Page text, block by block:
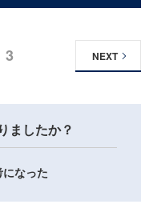
3 NEXT
ましたか？
なった